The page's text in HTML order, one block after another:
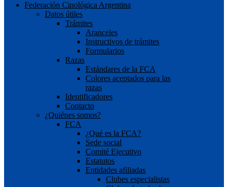
Federación Cinológica Argentina
Datos útiles
Trámites
Aranceles
Instructivos de trámites
Formularios
Razas
Estándares de la FCA
Colores aceptados para las
razas
Identificadores
Contacto
¿Quiénes somos?
FCA
¿Qué es la FCA?
Sede social
Comité Ejecutivo
Estatutos
Entidades afiliadas
Clubes especialistas